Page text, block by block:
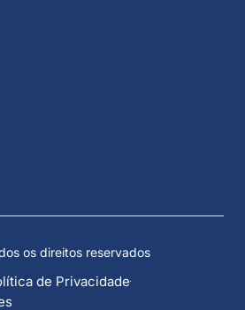
os direitos reservados
de Privacidade